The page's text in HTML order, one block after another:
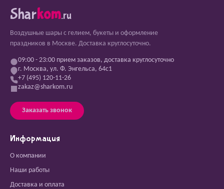
Sharkom.ru
Воздушные шары с гелием, букеты и оформление
праздников в Москве. Доставка круглосуточно.
09:00 - 23:00 прием заказов, доставка круглосуточно
г. Москва, ул. Ф. Энгельса, 64с1
+7 (495) 120-11-26
zakaz@sharkom.ru
Заказать звонок
Информация
О компании
Наши работы
Доставка и оплата